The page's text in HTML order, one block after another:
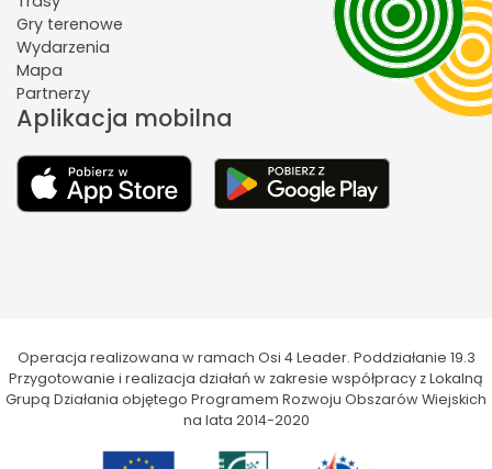
Gry terenowe
Wydarzenia
Mapa
Partnerzy
Aplikacja mobilna
Operacja realizowana w ramach Osi 4 Leader. Poddziałanie 19.3
Przygotowanie i realizacja działań w zakresie współpracy z Lokalną
Grupą Działania objętego Programem Rozwoju Obszarów Wiejskich
na lata 2014-2020